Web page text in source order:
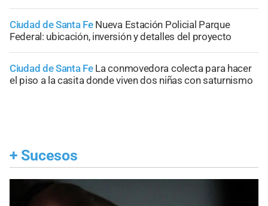
Ciudad de Santa Fe Nueva Estación Policial Parque
Federal: ubicación, inversión y detalles del proyecto
Ciudad de Santa Fe La conmovedora colecta para hacer
el piso a la casita donde viven dos niñas con saturnismo
+ Sucesos